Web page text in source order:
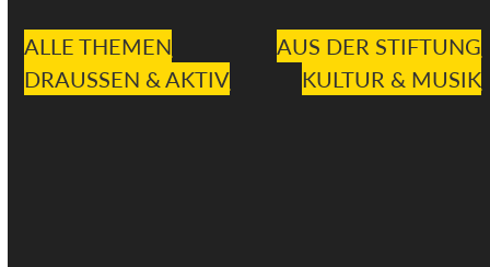
ALLE THEMEN
AUS DER STIFTUNG
DRAUSSEN & AKTIV
KULTUR & MUSIK